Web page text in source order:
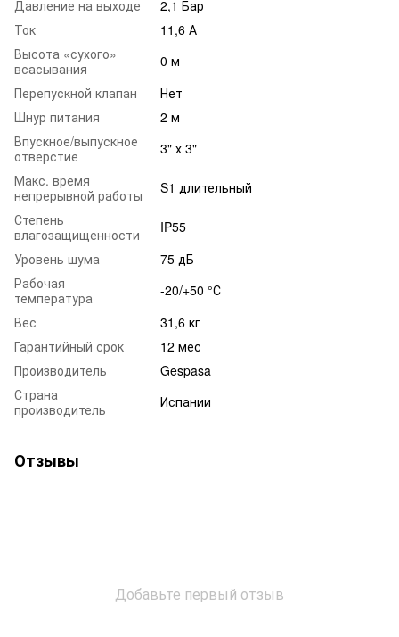
Давление на выходе
2,1 Бар
Ток
11,6 А
Высота «сухого»
всасывания
0 м
Перепускной клапан
Нет
Шнур питания
2 м
Впускное/выпускное
отверстие
3" х 3"
Макс. время
непрерывной работы
S1 длительный
Степень
влагозащищенности
IP55
Уровень шума
75 дБ
Рабочая
температура
-20/+50 °С
Вес
31,6 кг
Гарантийный срок
12 мес
Производитель
Gespasa
Страна
производитель
Испании
Отзывы
Добавьте первый отзыв